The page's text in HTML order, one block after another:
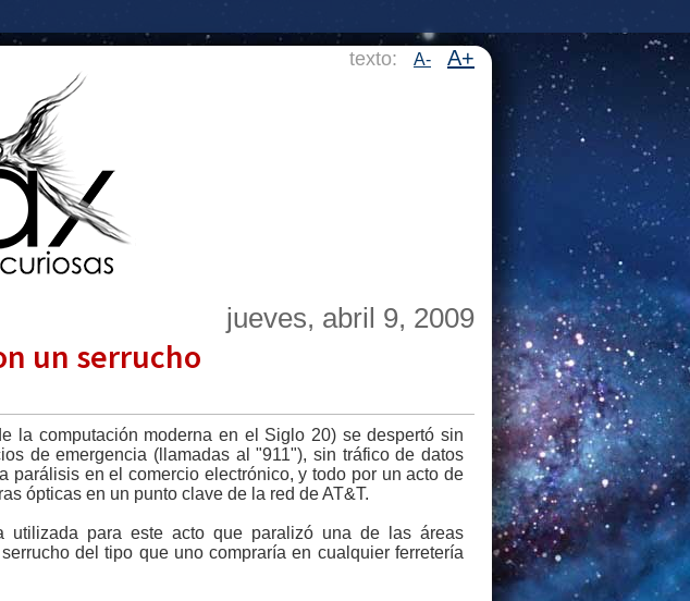
texto: A- A+
jueves, abril 9, 2009
un serrucho
la computación moderna en el Siglo 20) se despertó sin
de emergencia (llamadas al "911"), sin tráfico de datos
parálisis en el comercio electrónico, y todo por un acto de
ópticas en un punto clave de la red de AT&T.
utilizada para este acto que paralizó una de las áreas
del tipo que uno compraría en cualquier ferretería